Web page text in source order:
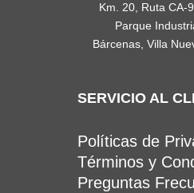
Km. 20, Ruta CA-
Parque
Bárcenas, Villa
SERVICIO AL
Políticas de
Términos y
Preguntas